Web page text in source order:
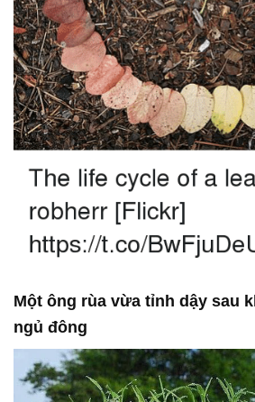
Một ông rùa vừa tỉnh dậy sau
ngủ đông